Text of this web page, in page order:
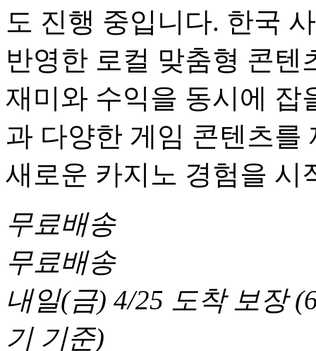
도 진행 중입니다. 한국
반영한 로컬 맞춤형 콘텐
재미와 수익을 동시에 잡
과 다양한 게임 콘텐츠를
새로운 카지노 경험을 시
무료배송
무료배송
내일(금) 4/25 도착 보장(
기 기준)